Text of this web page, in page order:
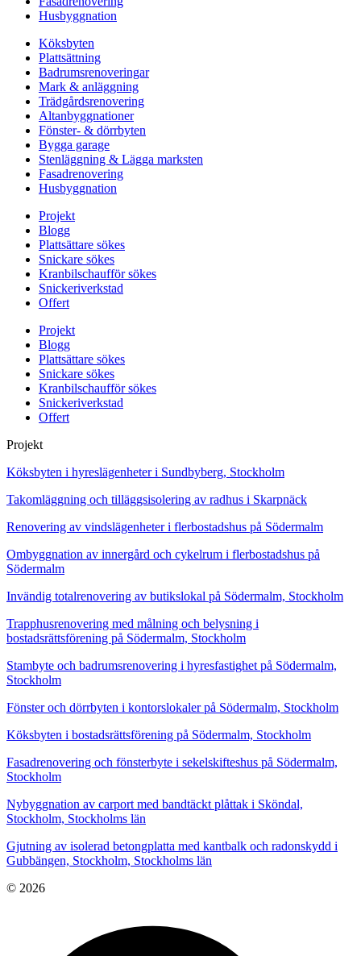
Husbyggnation
Köksbyten
Plattsättning
Badrumsrenoveringar
Mark & anläggning
Trädgårdsrenovering
Altanbyggnationer
Fönster- & dörrbyten
Bygga garage
Stenläggning & Lägga marksten
Fasadrenovering
Husbyggnation
Projekt
Blogg
Plattsättare sökes
Snickare sökes
Kranbilschaufför sökes
Snickeriverkstad
Offert
Projekt
Blogg
Plattsättare sökes
Snickare sökes
Kranbilschaufför sökes
Snickeriverkstad
Offert
Projekt
Köksbyten i hyreslägenheter i Sundbyberg, Stockholm
Takomläggning och tilläggsisolering av radhus i Skarpnäck
Renovering av vindslägenheter i flerbostadshus på Södermalm
Ombyggnation av innergård och cykelrum i flerbostadshus på
Södermalm
Invändig totalrenovering av butikslokal på Södermalm, Stockholm
Trapphusrenovering med målning och belysning i
bostadsrättsförening på Södermalm, Stockholm
Stambyte och badrumsrenovering i hyresfastighet på Södermalm,
Stockholm
Fönster och dörrbyten i kontorslokaler på Södermalm, Stockholm
Köksbyten i bostadsrättsförening på Södermalm, Stockholm
Fasadrenovering och fönsterbyte i sekelskifteshus på Södermalm,
Stockholm
Nybyggnation av carport med bandtäckt plåttak i Sköndal,
Stockholm, Stockholms län
Gjutning av isolerad betongplatta med kantbalk och radonskydd i
Gubbängen, Stockholm, Stockholms län
© 2026